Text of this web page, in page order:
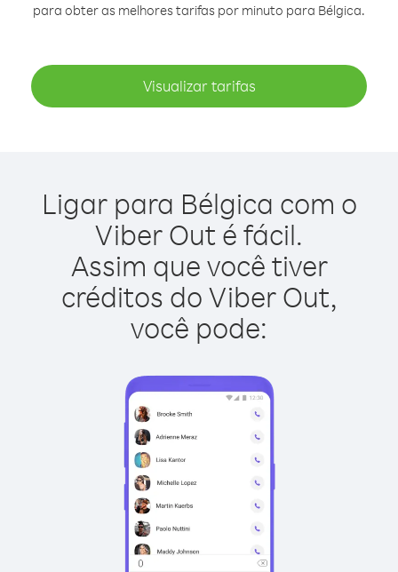
para obter as melhores tarifas por minuto para Bélgica.
Visualizar tarifas
Ligar para Bélgica com o
Viber Out é fácil.
Assim que você tiver
créditos do Viber Out,
você pode: